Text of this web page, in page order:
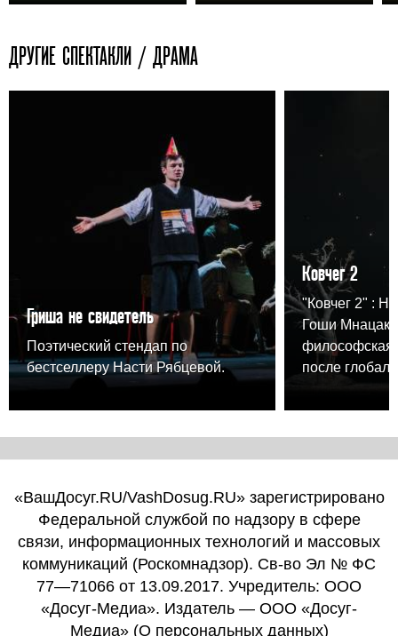
ДРУГИЕ СПЕКТАКЛИ / ДРАМА
Гриша не свидетель
Поэтический стендап по
бестселлеру Насти Рябцевой.
Ковчег 2
"Ковчег 2" :
Гоши
философская
после
«ВашДосуг.RU/VashDosug.RU» зарегистрировано
Федеральной службой по надзору в сфере
связи, информационных технологий и массовых
коммуникаций (Роскомнадзор). Св-во Эл № ФС
77—71066 от 13.09.2017. Учредитель: ООО
«Досуг-Медиа». Издатель — ООО «Досуг-
Медиа» (О персональных данных)